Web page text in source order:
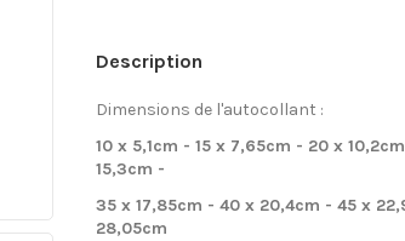
Description
Dimensions de l'autocollant :
10 x 5,1cm - 15 x 7,65cm - 20 x
15,3cm -
35 x 17,85cm - 40 x 20,4cm - 45 x
28,05cm